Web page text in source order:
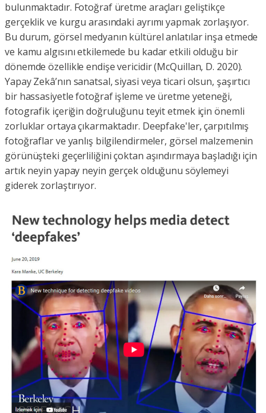
bulunmaktadır. Fotoğraf üretme araçları geliştikçe
gerçeklik ve kurgu arasındaki ayrımı yapmak zorlaşıyor.
Bu durum, görsel medyanın kültürel anlatılar inşa etmede
ve kamu algısını etkilemede bu kadar etkili olduğu bir
dönemde özellikle endişe vericidir (McQuillan, D. 2020).
Yapay Zekâ’nın sanatsal, siyasi veya ticari olsun, şaşırtıcı
bir hassasiyetle fotoğraf işleme ve üretme yeteneği,
fotografik içeriğin doğruluğunu teyit etmek için önemli
zorluklar ortaya çıkarmaktadır. Deepfake'ler, çarpıtılmış
fotoğraflar ve yanlış bilgilendirmeler, görsel malzemenin
görünüşteki geçerliliğini çoktan aşındırmaya başladığı için
artık neyin yapay neyin gerçek olduğunu söylemeyi
giderek zorlaştırıyor.